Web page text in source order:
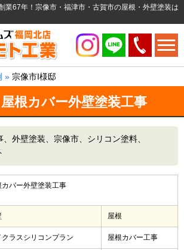
業67年！宗像市・福津市・古賀市の屋根・外壁塗装は
» 宗像市I様邸
根カバー外壁塗装工事
外壁塗装 宗像市
シリコン塗料
カバー外壁塗装工事
屋根
クラスシリコンプラン 屋根カバー工事